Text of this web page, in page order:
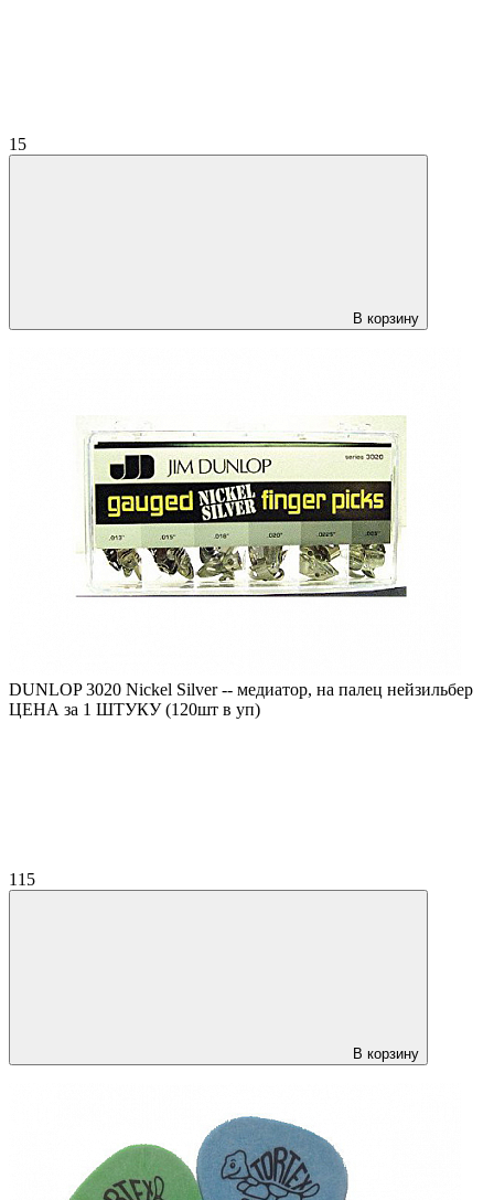
15
В корзину
DUNLOP 3020 Nickel Silver -- медиатор, на палец нейзильбер
ЦЕНА за 1 ШТУКУ (120шт в уп)
115
В корзину